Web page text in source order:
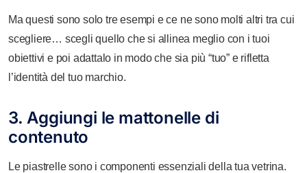
Ma questi sono solo tre esempi e ce ne sono molti altri tra cui
scegliere… scegli quello che si allinea meglio con i tuoi
obiettivi e poi adattalo in modo che sia più “tuo” e rifletta
l’identità del tuo marchio.
3. Aggiungi le mattonelle di
contenuto
Le piastrelle sono i componenti essenziali della tua vetrina.